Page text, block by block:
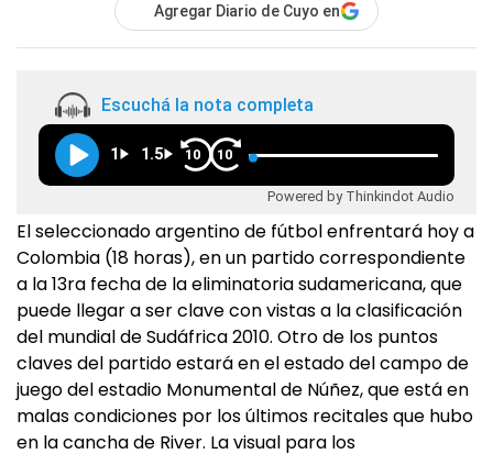
Agregar Diario de Cuyo en
Escuchá la nota completa
1 1.5 10 10
Powered by Thinkindot Audio
El seleccionado argentino de fútbol enfrentará hoy a
Colombia (18 horas), en un partido correspondiente
a la 13ra fecha de la eliminatoria sudamericana, que
puede llegar a ser clave con vistas a la clasificación
del mundial de Sudáfrica 2010. Otro de los puntos
claves del partido estará en el estado del campo de
juego del estadio Monumental de Núñez, que está en
malas condiciones por los últimos recitales que hubo
en la cancha de River. La visual para los